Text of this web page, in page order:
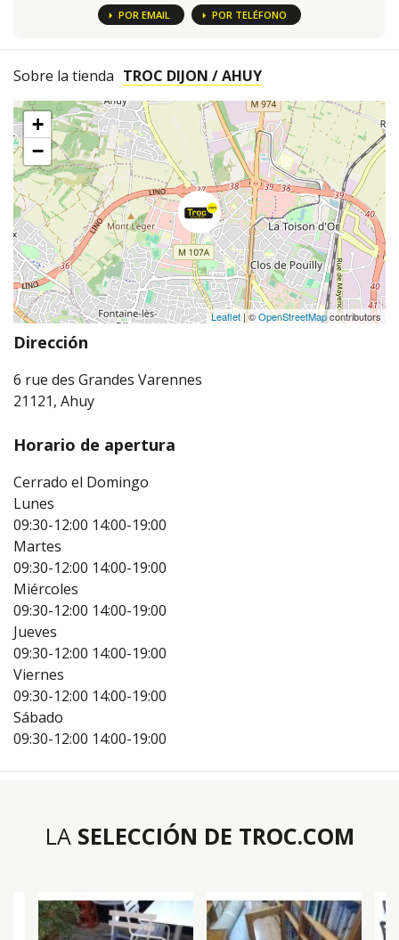
POR EMAIL POR TELÉFONO
Sobre la tienda TROC DIJON / AHUY
+
−
Leaflet | ©OpenStreetMapcontributors
Dirección
6 rue des Grandes Varennes
21121, Ahuy
Horario de apertura
Cerrado el Domingo
Lunes
09:30-12:00 14:00-19:00
Martes
09:30-12:00 14:00-19:00
Miércoles
09:30-12:00 14:00-19:00
Jueves
09:30-12:00 14:00-19:00
Viernes
09:30-12:00 14:00-19:00
Sábado
09:30-12:00 14:00-19:00
LA SELECCIÓN DE TROC.COM